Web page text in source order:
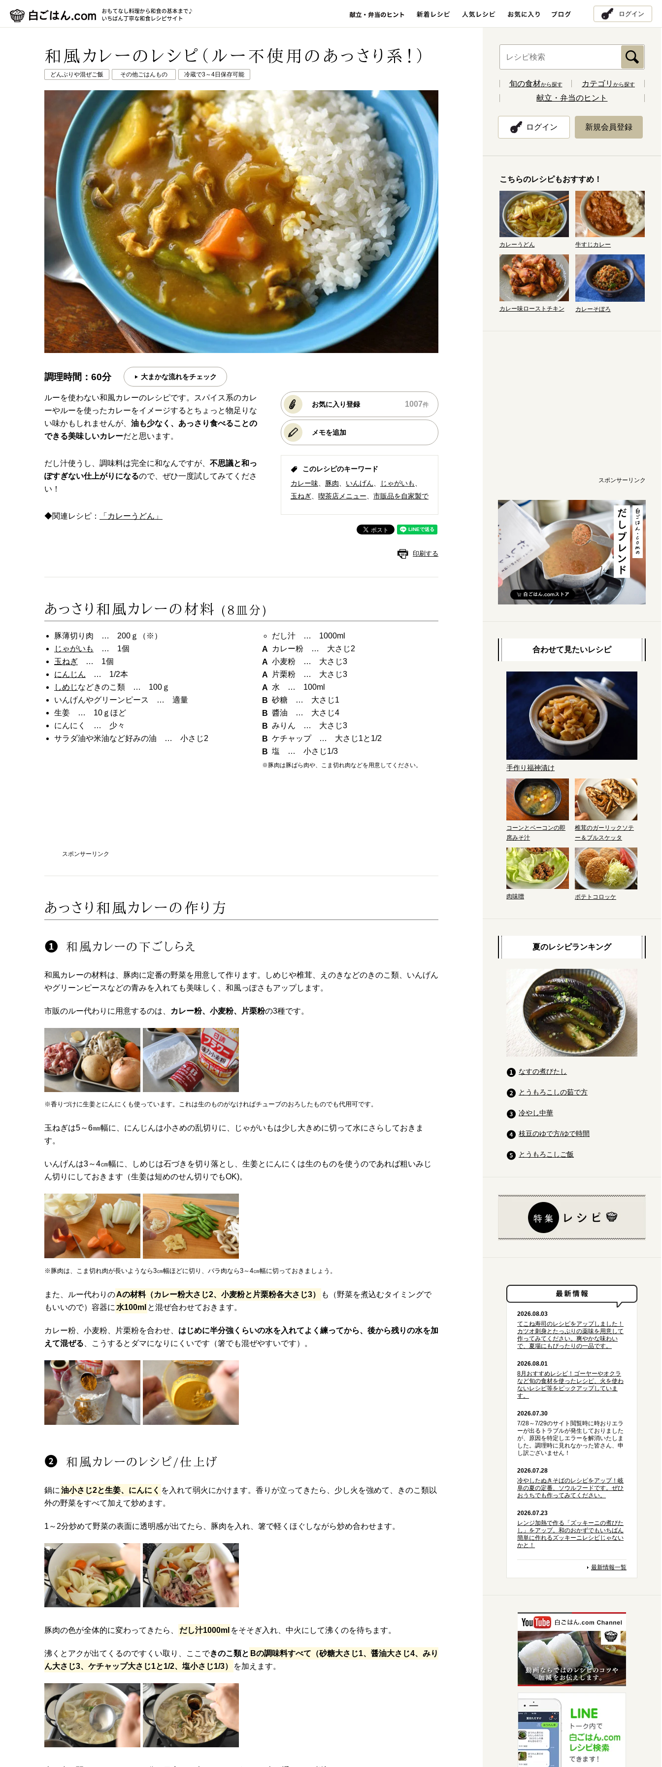
ログイン
和風カレーのレシピ（ルー不使用のあっさり系！）
どんぶりや混ぜご飯 その他ごはんもの 冷蔵で3～4日保存可能
調理時間：60分 大まかな流れをチェック
ルーを使わない和風カレーのレシピです。スパイス系のカレ
ーやルーを使ったカレーをイメージするとちょっと物足りな
い味かもしれませんが、 油も少なく、あっさり食べることの
できる美味しいカレーだと思います。
だし汁使うし、調味料は完全に和なんですが、 不思議と和っ
ぽすぎない仕上がりになるので、ぜひ一度試してみてくださ
い！
◆関連レシピ： 「カレーうどん」
お気に入り登録 1007件
メモを追加
このレシピのキーワード
カレー味
豚肉 いんげん
じゃがいも
玉ねぎ
喫茶店メニュー 市販品を自家製で
印刷する
あっさり和風カレーの材料 (8皿分)
豚薄切り肉 … 200ｇ（※）
じゃがいも
… 1個
玉ねぎ … 1個
にんじん … 1/2本
しめじなどきのこ類 … 100ｇ
いんげんやグリーンピース … 適量
生姜 … 10ｇほど
にんにく … 少々
サラダ油や米油など好みの油 … 小さじ2
だし汁 … 1000ml
カレー粉 … 大さじ2
小麦粉 … 大さじ3
片栗粉 … 大さじ3
水 … 100ml
砂糖 … 大さじ1
醬油 … 大さじ4
みりん … 大さじ3
ケチャップ … 大さじ1と1/2
塩 … 小さじ1/3
※豚肉は豚ばら肉や、こま切れ肉などを用意してください。
スポンサーリンク
あっさり和風カレーの作り方
和風カレーの下ごしらえ
和風カレーの材料は、豚肉に定番の野菜を用意して作ります。しめじや椎茸、えのきなどのきのこ類、いんげん
やグリーンピースなどの青みを入れても美味しく、和風っぽさもアップします。
市販のルー代わりに用意するのは、 カレー粉、小麦粉、片栗粉の3種です。
※香りづけに生姜とにんにくも使っています。これは生のものがなければチューブのおろしたものでも代用可です。
玉ねぎは5～6㎜幅に、にんじんは小さめの乱切りに、じゃがいもは少し大きめに切って水にさらしておきま
す。
いんげんは3～4㎝幅に、しめじは石づきを切り落とし、生姜とにんにくは生のものを使うのであれば粗いみじ
ん切りにしておきます（生姜は短めのせん切りでもOK)。
※豚肉は、こま切れ肉が長いようなら3㎝幅ほどに切り、バラ肉なら3～4㎝幅に切っておきましょう。
また、ルー代わりのAの材料（カレー粉大さじ2、小麦粉と片栗粉各大さじ3）
も（野菜を煮込むタイミングで
もいいので）容器に 水100ml と混ぜ合わせておきます。
カレー粉、小麦粉、片栗粉を合わせ、 はじめに半分強くらいの水を入れてよく練ってから、後から残りの水を加
えて混ぜる 、こうするとダマになりにくいです（箸でも混ぜやすいです）。
和風カレーのレシピ/仕上げ
鍋に 油小さじ2と生姜、にんにく を入れて弱火にかけます。香りが立ってきたら、少し火を強めて、きのこ類以
外の野菜をすべて加えて炒めます。
1～2分炒めて野菜の表面に透明感が出てたら、豚肉を入れ、箸で軽くほぐしながら炒め合わせます。
豚肉の色が全体的に変わってきたら、 だし汁1000ml をそそぎ入れ、中火にして沸くのを待ちます。
沸くとアクが出てくるのですくい取り、ここできのこ類と Bの調味料すべて（砂糖大さじ1、醤油大さじ4、みり
ん大さじ3、ケチャップ大さじ1と1/2、塩小さじ1/3）
を加えます。
旬の食材から探す カテゴリ から探す
献立・弁当のヒント
ログイン 新規会員登録
こちらのレシピもおすすめ！
カレーうどん 牛すじカレー
カレー味ローストチキン カレーそぼろ
スポンサーリンク
合わせて見たいレシピ
手作り福神漬け
コーンとベーコンの即
席みそ汁
椎茸のガーリックソテ
ー＆ブルスケッタ
肉味噌 ポテトコロッケ
夏のレシピランキング
なすの煮びたし
とうもろこしの茹で方
冷やし中華
枝豆のゆで方/ゆで時間
とうもろこしご飯
2026.08.03
てこね寿司のレシピをアップしました！
カツオ刺身とたっぷりの薬味を用意して
作ってみてください。爽やかな味わい
で、夏場にもぴったりの一品です。
2026.08.01
8月おすすめレシピ！ゴーヤーやオクラ
など旬の食材を使ったレシピ、火を使わ
ないレシピ等をピックアップしていま
す。
2026.07.30
7/28～7/29のサイト閲覧時に時おりエラ
ーが出るトラブルが発生しておりました
が、原因を特定しエラーを解消いたしま
した。調理時に見れなかった皆さん、申
し訳ございません！
2026.07.28
冷やしたぬきそばのレシピをアップ！岐
阜の夏の定番、ソウルフードです。ぜひ
おうちでも作ってみてください。
2026.07.23
レンジ加熱で作る「ズッキーニの煮びた
し」をアップ。和のおかずでもいちばん
簡単に作れるズッキーニレシピじゃない
かと！
最新情報一覧